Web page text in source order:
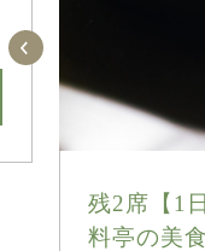
残2席【1
料亭の美